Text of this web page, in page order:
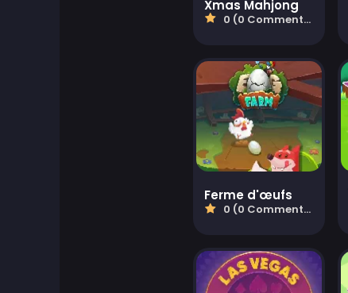
Xmas Mahjong
0 (0 Commentaires)
Ferme d'œufs
0 (0 Commentaires)